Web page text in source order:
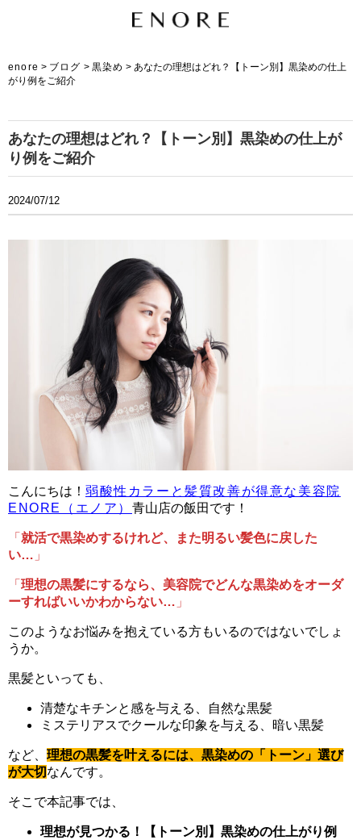
enore > ブログ > 黒染め >あなたの理想はどれ？【トーン別】黒染めの仕上
がり例をご紹介
あなたの理想はどれ？【トーン別】黒染めの仕上が
り例をご紹介
2024/07/12
こんにちは！ 弱酸性カラーと髪質改善が得意な美容院
ENORE（エノア） 青山店の飯田です！
「 就活で黒染めするけれど、また明るい髪色に戻した
い… 」
「 理想の黒髪にするなら、美容院でどんな黒染めをオーダ
ーすればいいかわからない… 」
このようなお悩みを抱えている方もいるのではないでしょ
うか。
黒髪といっても、
清楚なキチンと感を与える、自然な黒髪
ミステリアスでクールな印象を与える、暗い黒髪
など、 理想の黒髪を叶えるには、黒染めの「トーン」選び
が大切なんです。
そこで本記事では、
理想が見つかる！【トーン別】黒染めの仕上がり例